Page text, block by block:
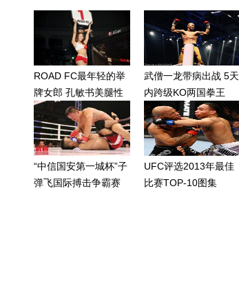
ROAD FC最年轻的举
牌女郎 孔敏书美腿性
感眼神清纯
武僧一龙带病出战 5天
内跨级KO两国拳王
“中信国安第一城杯”子
弹飞国际搏击争霸赛
UFC评选2013年最佳
比赛TOP-10图集